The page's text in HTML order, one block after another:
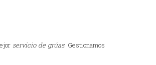
servicio de grúas. Gestionamos